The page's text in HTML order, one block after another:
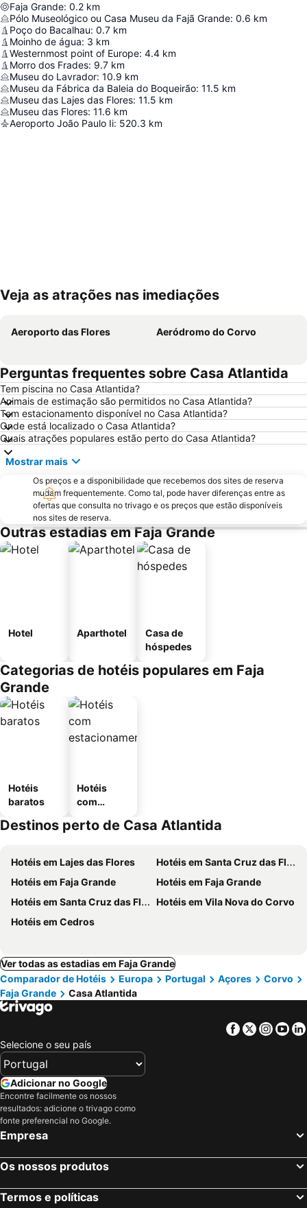
Faja Grande: 0.2 km
Pólo Museológico ou Casa Museu da Fajã Grande: 0.6 km
Poço do Bacalhau: 0.7 km
Moinho de água: 3 km
Westernmost point of Europe: 4.4 km
Morro dos Frades: 9.7 km
Museu do Lavrador: 10.9 km
Museu da Fábrica da Baleia do Boqueirão: 11.5 km
Museu das Lajes das Flores: 11.5 km
Museu das Flores: 11.6 km
Aeroporto João Paulo Ii: 520.3 km
Ampliar mapa
Veja as atrações nas imediações
Aeroporto das Flores Aeródromo do Corvo
Perguntas frequentes sobre Casa Atlantida
Tem piscina no Casa Atlantida?
Animais de estimação são permitidos no Casa Atlantida?
Tem estacionamento disponível no Casa Atlantida?
Onde está localizado o Casa Atlantida?
Quais atrações populares estão perto do Casa Atlantida?
Mostrar mais
Os preços e a disponibilidade que recebemos dos sites de reserva
mudam frequentemente. Como tal, pode haver diferenças entre as
ofertas que consulta no trivago e os preços que estão disponíveis
nos sites de reserva.
Outras estadias em Faja Grande
Hotel Aparthotel
Casa de
hóspedes
Categorias de hotéis populares em Faja
Grande
Hotéis
baratos
Hotéis
com
mento
Destinos perto de Casa Atlantida
Hotéis em Lajes das Flores
Hotéis em Santa Cruz das Flores
Hotéis em Faja Grande
Hotéis em Faja Grande
Hotéis em Santa Cruz das Flores
Hotéis em Vila Nova do Corvo
Hotéis em Cedros
Ver todas as estadias em Faja Grande
Comparador de Hotéis
Europa Portugal Açores
Corvo
Faja Grande
Casa Atlantida
Facebook
Twitter
Selecione o seu país
Adicionar no Google
Encontre facilmente os nossos
resultados: adicione o trivago como
fonte preferencial no Google.
Empresa
Os nossos produtos
Termos e políticas